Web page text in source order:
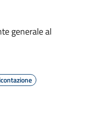
generale al